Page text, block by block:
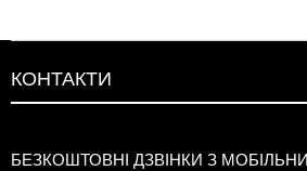
КОНТАКТИ
БЕЗКОШТОВНІ ДЗВІНКИ З